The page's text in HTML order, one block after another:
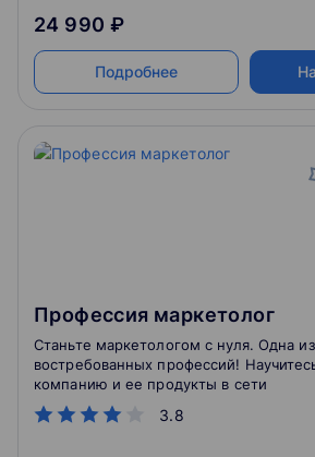
24 990 ₽
Подробнее
Профессия маркетолог
3.8
Станьте маркетологом с нуля. Одна
востребованных профессий!
компанию и ее продукты в сети